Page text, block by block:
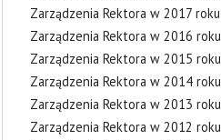
Zarządzenia Rektora w 2017 roku
Zarządzenia Rektora w 2016 roku
Zarządzenia Rektora w 2015 roku
Zarządzenia Rektora w 2014 roku
Zarządzenia Rektora w 2013 roku
Zarządzenia Rektora w 2012 roku